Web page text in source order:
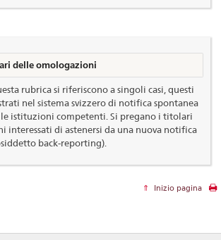
delle omologazioni
rubrica si riferiscono a singoli casi, questi
nel sistema svizzero di notifica spontanea
le istituzioni competenti. Si pregano i titolari
interessati di astenersi da una nuova notifica
back-reporting).
Inizio pagina